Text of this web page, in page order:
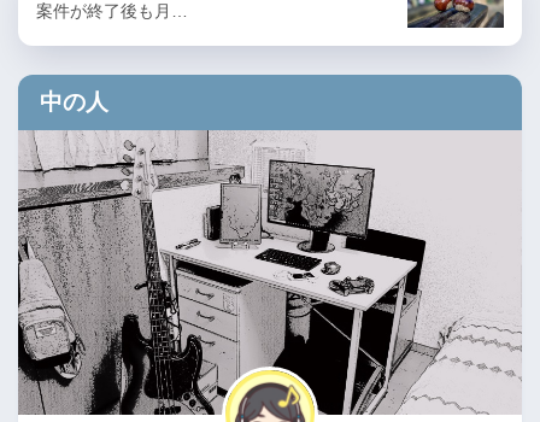
案件が終了後も月…
中の人